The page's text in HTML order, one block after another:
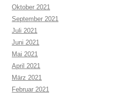
Oktober 2021
September 2021
Juli 2021
Juni 2021
Mai 2021
April 2021
März 2021
Februar 2021